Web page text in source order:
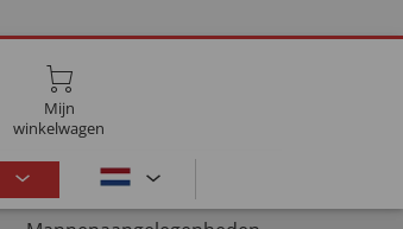
Mijn
winkelwagen